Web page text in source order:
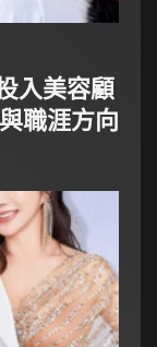
入美容顧
職涯方向